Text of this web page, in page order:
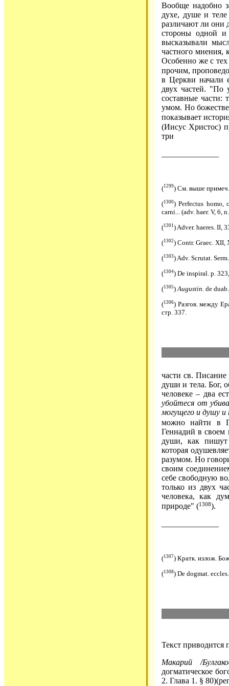
Вообще надобно
духе, душе и теле
различают ли они
стороны одной
высказывали
частного мнения,
Особенно же с
прочим,
в Церкви начали
двух частей. "По
составные части:
умом. Но
показывает
(Иисус Христос)
три
(1299) См. выше
(1300) Perfectus homo,
carni... (adv. haer. V, 6,
(1301 ) Adver. haeres. II,
(1302) Contr. Gгаес. XII,
(1303) Adv. Scrutat.
(1304) De inspiral. p.
(1305) Augustin. de
(1306) Разгов. между
стр. 337.
части св. Писание
души и тела. Бог,
человеке – два
убойтеся от
могущего и душу и
можно найти в
Геннадий в своем
души, как пишут
которая
разумом. Но
своим
себе свободную
только из двух
человека, как
природе" (1308).
(1307) Кратк. излож.
(1308) De dogmat.
Текст приводится
Макарий /
догматическое
2. Глава 1. §